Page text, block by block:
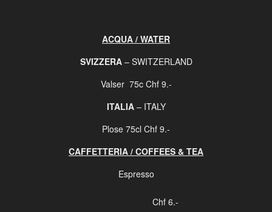
Vongole veraci: allevamento IT
Tonno: Thunnus albacares, pescato al mare, FAO N.71
Gamberoni: FAO 41 AR+
ACQUA / WATER
SVIZZERA – SWITZERLAND
Valser 75c Chf 9.-
ITALIA – ITALY
Plose 75cl Chf 9.-
CAFFETTERIA / COFFEES & TEA
Espresso
Chf 6.-